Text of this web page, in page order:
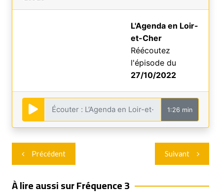
L'Agenda en Loir-
et-Cher
Réécoutez
l'épisode du
27/10/2022
1:26 min
Navigation
de
l’article
Précédent Suivant
À lire aussi sur Fréquence 3